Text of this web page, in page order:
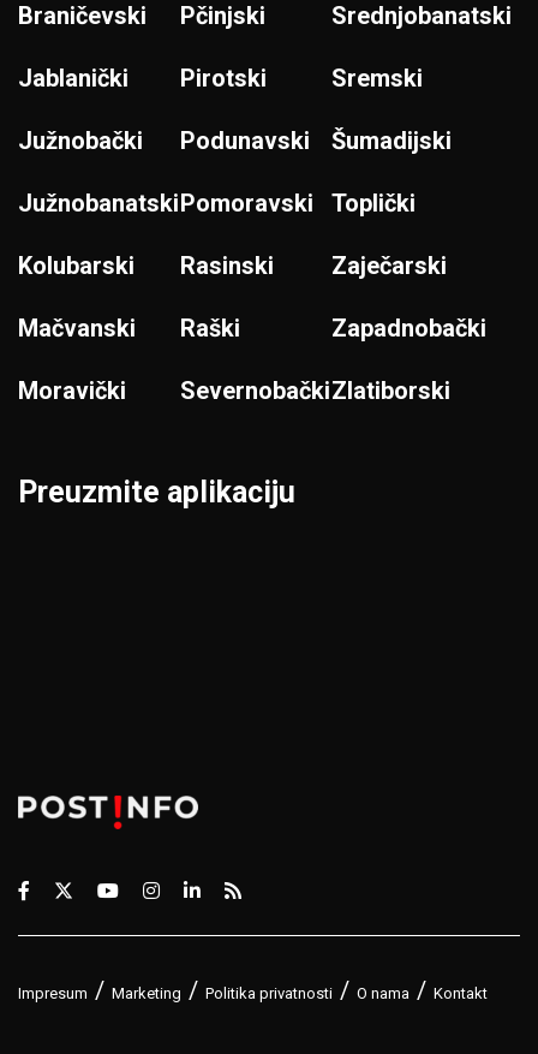
Braničevski
Jablanički
Južnobački
Južnobanatski
Kolubarski
Mačvanski
Moravički
Pčinjski
Pirotski
Podunavski
Pomoravski
Rasinski
Raški
Severnobački
Srednjobanatski
Sremski
Šumadijski
Toplički
Zaječarski
Zapadnobački
Zlatiborski
Preuzmite aplikaciju
Impresum Marketing Politika privatnosti O nama Kontakt